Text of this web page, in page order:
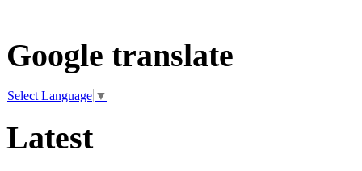
Google translate
Select Language ▼
Latest